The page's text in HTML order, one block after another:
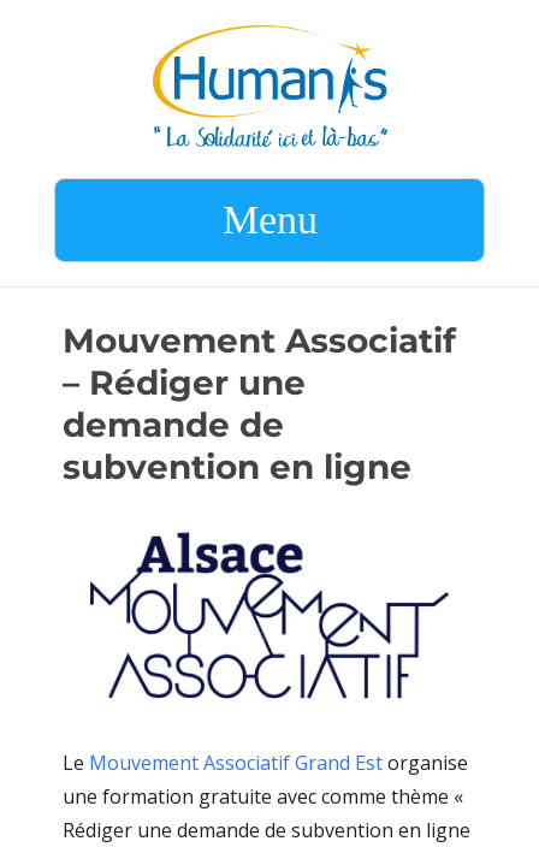
Menu
Mouvement Associatif
– Rédiger une
demande de
subvention en ligne
Le Mouvement Associatif Grand Estorganise
une formation gratuite avec comme thème «
Rédiger une demande de subvention en ligne